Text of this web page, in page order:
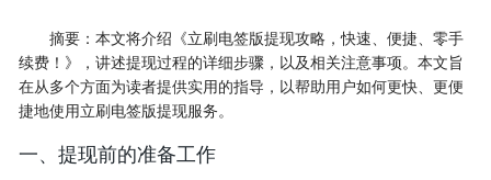
摘要：本文将介绍《立刷电签版提现攻略，快速、便捷、零手
续费！》，讲述提现过程的详细步骤，以及相关注意事项。本文旨
在从多个方面为读者提供实用的指导，以帮助用户如何更快、更便
捷地使用立刷电签版提现服务。
一、提现前的准备工作